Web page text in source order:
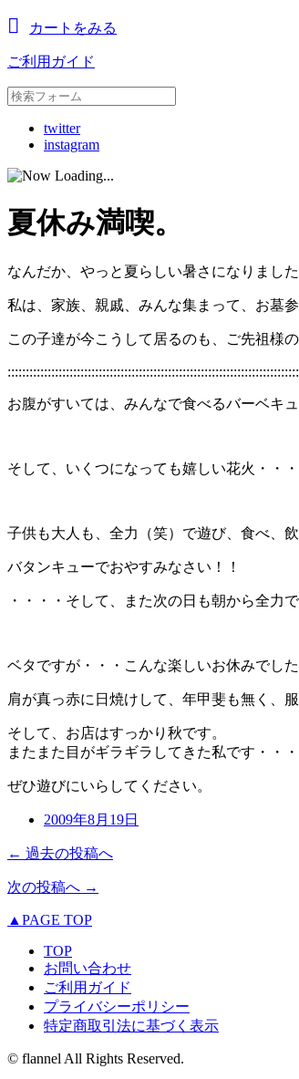
カートをみる
ご利用ガイド
twitter
instagram
夏休み満喫。
なんだか、やっと夏らしい暑さになりまし
私は、家族、親戚、みんな集まって、お墓
この子達が今こうして居るのも、ご先祖様
お腹がすいては、みんなで食べるバーベキ
そして、いくつになっても嬉しい花火・・・
子供も大人も、全力（笑）で遊び、食べ、飲
バタンキューでおやすみなさい！！
・・・・そして、また次の日も朝から全力で
ベタですが・・・こんな楽しいお休みでした
肩が真っ赤に日焼けして、年甲斐も無く、
そして、お店はすっかり秋です。
またまた目がギラギラしてきた私です・・・
ぜひ遊びにいらしてください。
2009年8月19日
← 過去の投稿へ
次の投稿へ →
▲PAGE TOP
TOP
お問い合わせ
ご利用ガイド
プライバシーポリシー
特定商取引法に基づく表示
© flannel All Rights Reserved.